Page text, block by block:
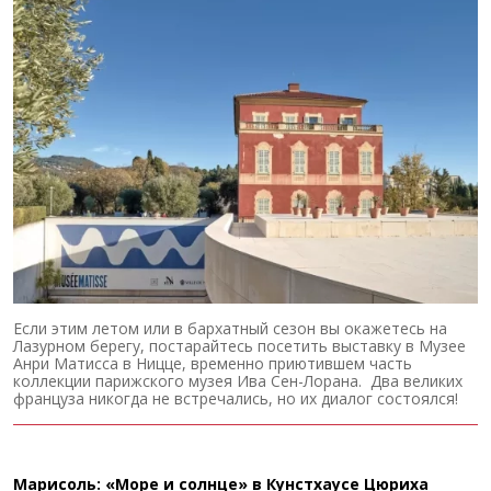
Если этим летом или в бархатный сезон вы окажетесь на
Лазурном берегу, постарайтесь посетить выставку в Музее
Анри Матисса в Ницце, временно приютившем часть
коллекции парижского музея Ива Сен-Лорана. Два великих
француза никогда не встречались, но их диалог состоялся!
Марисоль: «Море и солнце» в Кунстхаусе Цюриха